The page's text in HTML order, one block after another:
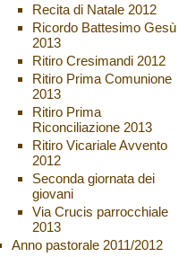
Recita di Natale 2012
Ricordo Battesimo Gesù
2013
Ritiro Cresimandi 2012
Ritiro Prima Comunione
2013
Ritiro Prima
Riconciliazione 2013
Ritiro Vicariale Avvento
2012
Seconda giornata dei
giovani
Via Crucis parrocchiale
2013
Anno pastorale 2011/2012